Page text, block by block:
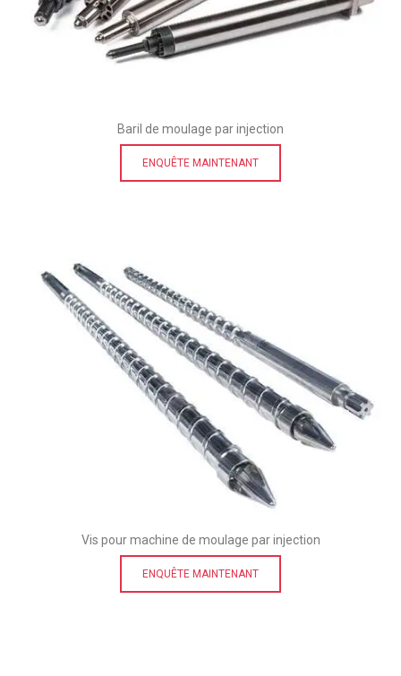
Baril de moulage par injection
ENQUÊTE MAINTENANT
Vis pour machine de moulage par injection
ENQUÊTE MAINTENANT